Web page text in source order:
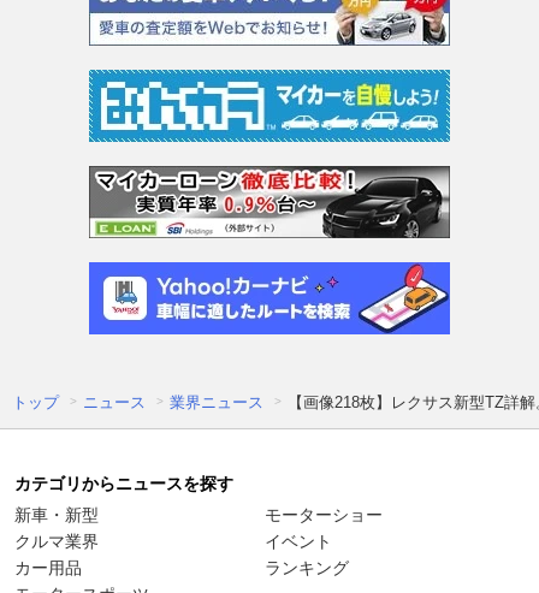
トップ ニュース 業界ニュース 【画像218枚】レクサス新型TZ詳
カテゴリからニュースを探す
新車・新型
クルマ業界
カー用品
モーターショー
イベント
ランキング